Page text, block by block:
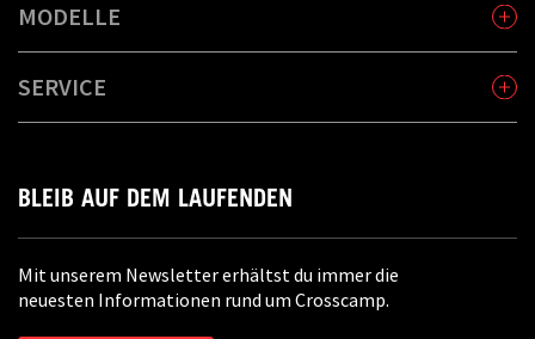
MODELLE
SERVICE
BLEIB AUF DEM LAUFENDEN
Mit unserem Newsletter erhältst du immer die
neuesten Informationen rund um Crosscamp.